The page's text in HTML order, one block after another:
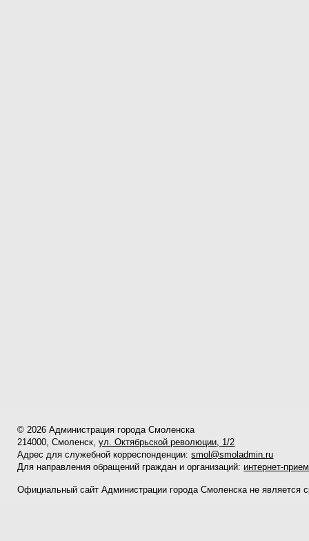
© 2026 Администрация города Смоленска
214000, Смоленск,ул. Октябрьской революции, 1/2
Адрес для служебной корреспонденции:smol@smoladmin.ru
Для направления обращений граждан и организаций: интернет-
Официальный сайт Администрации города Смоленска не является